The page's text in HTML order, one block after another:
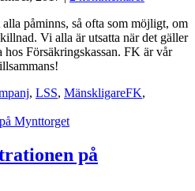
påminns, så ofta som möjligt, om
Vi alla är utsatta när det gäller
hos Försäkringskassan. FK är vår
, LSS, MänskligareFK,
på